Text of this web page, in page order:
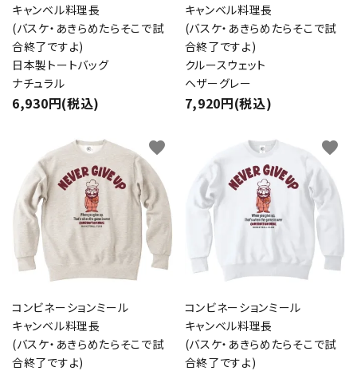
キャンベル料理長
(バスケ・あきらめたらそこで試
合終了ですよ)
日本製トートバッグ
ナチュラル
6,930円(税込)
キャンベル料理長
(バスケ・あきらめたらそこで試
合終了ですよ)
クルースウェット
ヘザーグレー
7,920円(税込)
コンビネーションミール
キャンベル料理長
(バスケ・あきらめたらそこで試
合終了ですよ)
favorite
コンビネーションミール
キャンベル料理長
(バスケ・あきらめたらそこで試
合終了ですよ)
favorite